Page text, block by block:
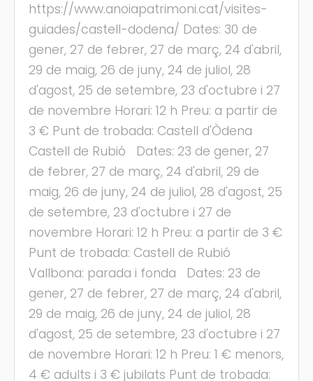
https://www.anoiapatrimoni.cat/visites-
guiades/castell-dodena/ Dates: 30 de
gener, 27 de febrer, 27 de març, 24 d'abril,
29 de maig, 26 de juny, 24 de juliol, 28
d'agost, 25 de setembre, 23 d'octubre i 27
de novembre Horari: 12 h Preu: a partir de
3 € Punt de trobada: Castell d'Òdena
Castell de Rubió Dates: 23 de gener, 27
de febrer, 27 de març, 24 d'abril, 29 de
maig, 26 de juny, 24 de juliol, 28 d'agost, 25
de setembre, 23 d'octubre i 27 de
novembre Horari: 12 h Preu: a partir de 3 €
Punt de trobada: Castell de Rubió
Vallbona: parada i fonda Dates: 23 de
gener, 27 de febrer, 27 de març, 24 d'abril,
29 de maig, 26 de juny, 24 de juliol, 28
d'agost, 25 de setembre, 23 d'octubre i 27
de novembre Horari: 12 h Preu: 1 € menors,
4 € adults i 3 € jubilats Punt de trobada: